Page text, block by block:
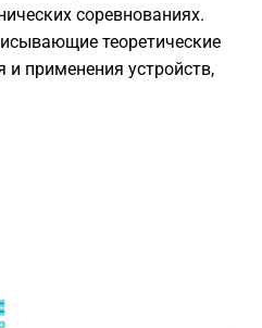
соревнованиях.
теоретические
применения устройств,